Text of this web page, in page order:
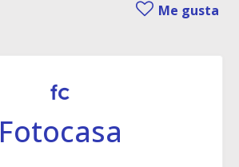
Me gusta
Fotocasa